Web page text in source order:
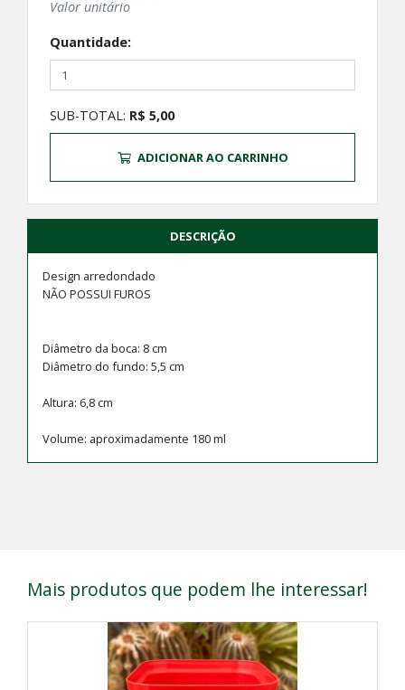
Valor unitário
Quantidade:
SUB-TOTAL: R$ 5,00
ADICIONAR AO CARRINHO
DESCRIÇÃO
Design arredondado
NÃO POSSUI FUROS
Diâmetro da boca: 8 cm
Diâmetro do fundo: 5,5 cm
Altura: 6,8 cm
Volume: aproximadamente 180 ml
Mais produtos que podem lhe interessar!